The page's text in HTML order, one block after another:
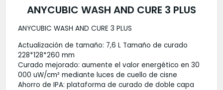
ANYCUBIC WASH AND CURE 3 PLUS
ANYCUBIC WASH AND CURE 3 PLUS
Actualización de tamaño: 7,6 L Tamaño de curado
228*128*260 mm
Curado mejorado: aumente el valor energético en 30
000 uW/cm² mediante luces de cuello de cisne
Ahorro de IPA: plataforma de curado de doble capa